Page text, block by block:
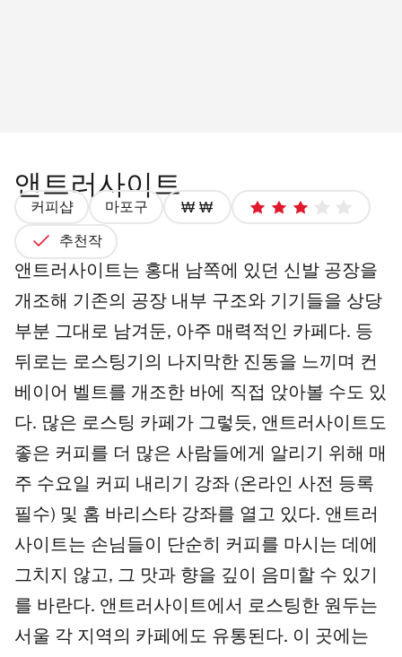
앤트러사이트
커피샵 마포구
가
2/4
3
별
점
5
추천작
앤트러사이트는 홍대 남쪽에 있던 신발 공장을
개조해 기존의 공장 내부 구조와 기기들을 상당
부분 그대로 남겨둔, 아주 매력적인 카페다. 등
뒤로는 로스팅기의 나지막한 진동을 느끼며 컨
베이어 벨트를 개조한 바에 직접 앉아볼 수도 있
다. 많은 로스팅 카페가 그렇듯, 앤트러사이트도
좋은 커피를 더 많은 사람들에게 알리기 위해 매
주 수요일 커피 내리기 강좌 (온라인 사전 등록
필수) 및 홈 바리스타 강좌를 열고 있다. 앤트러
사이트는 손님들이 단순히 커피를 마시는 데에
그치지 않고, 그 맛과 향을 깊이 음미할 수 있기
를 바란다. 앤트러사이트에서 로스팅한 원두는
서울 각 지역의 카페에도 유통된다. 이 곳에는